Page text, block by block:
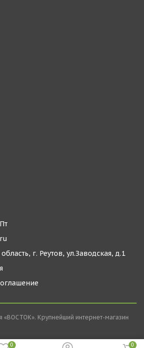
0 0
г. Реутов, ул.Заводская, д.1
«ВОСТОК». Крупнейший интернет-магазин